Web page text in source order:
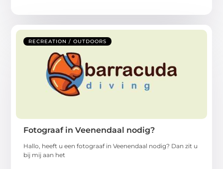
RECREATION / OUTDOORS
Fotograaf in Veenendaal nodig?
Hallo, heeft u een fotograaf in Veenendaal nodig? Dan zit u
bij mij aan het